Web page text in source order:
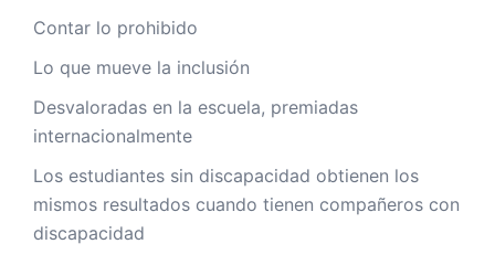
Contar lo prohibido
Lo que mueve la inclusión
Desvaloradas en la escuela, premiadas
internacionalmente
Los estudiantes sin discapacidad obtienen los
mismos resultados cuando tienen compañeros con
discapacidad